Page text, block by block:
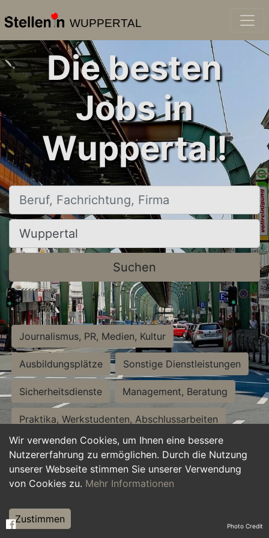
WUPPERTAL
Wir verwenden Cookies, um Ihnen eine bessere
Nutzererfahrung zu ermöglichen. Durch die Nutzung
unserer Webseite stimmen Sie unserer Verwendung
von Cookies zu. Mehr Informationen
Zustimmen
Die besten
Jobs in
Wuppertal!
Beruf, Fachrichtung, Firma
Ort, Stadt
Suchen
Journalismus, PR, Medien, Kultur
Ausbildungsplätze Sonstige Dienstleistungen
Sicherheitsdienste Management, Beratung
Praktika, Werkstudenten, Abschlussarbeiten
Personalwesen Assistenz, Sekretariat
Hilfskräfte, Aushilfs- und Nebenjobs
Weiterbildung, Studium, duale Ausbildung Photo Credit